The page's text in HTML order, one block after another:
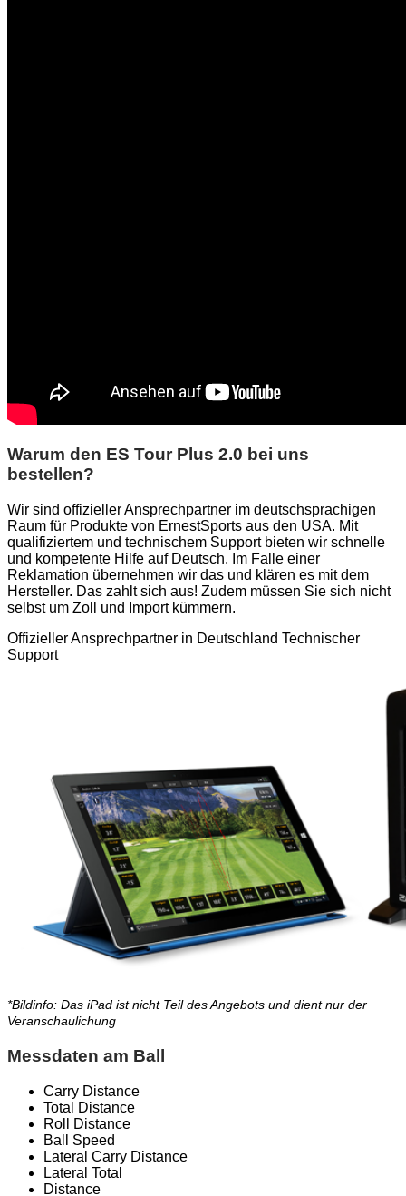
Warum den ES Tour Plus 2.0 bei uns
bestellen?
Wir sind offizieller Ansprechpartner im deutschsprachigen
Raum für Produkte von ErnestSports aus den USA. Mit
qualifiziertem und technischem Support bieten wir schnelle
und kompetente Hilfe auf Deutsch. Im Falle einer
Reklamation übernehmen wir das und klären es mit dem
Hersteller. Das zahlt sich aus! Zudem müssen Sie sich nicht
selbst um Zoll und Import kümmern.
Offizieller Ansprechpartner in Deutschland Technischer
Support
*Bildinfo: Das iPad ist nicht Teil des Angebots und dient nur der
Veranschaulichung
Messdaten am Ball
Carry Distance
Total Distance
Roll Distance
Ball Speed
Lateral Carry Distance
Lateral Total
Distance